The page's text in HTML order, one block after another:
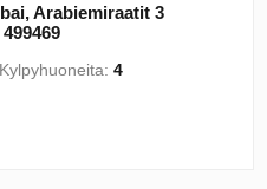
Arabiemiraatit 3
Kylpyhuoneita:4